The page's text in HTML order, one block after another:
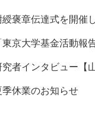
綬褒章伝達式を開催
東京大学基金活動報
究者インタビュー
季休業のお知らせ